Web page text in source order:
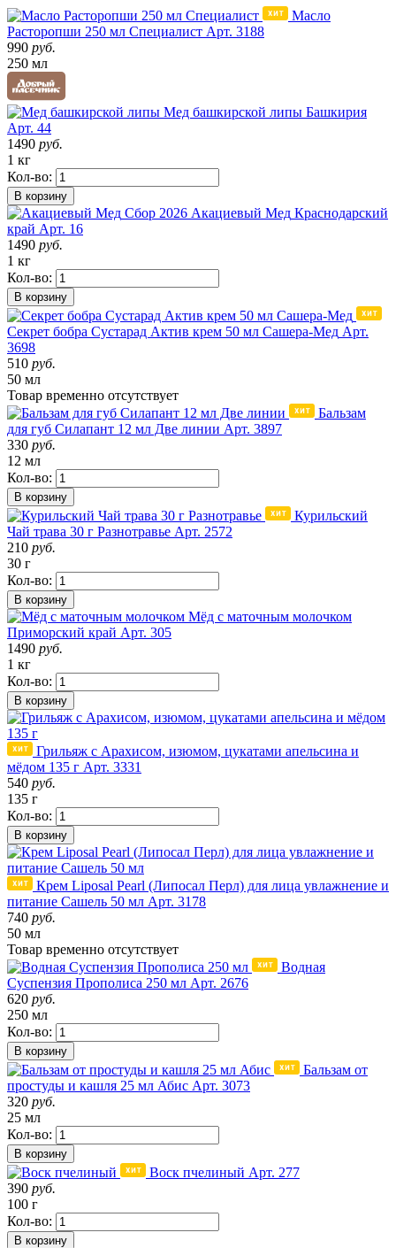
Масло
Расторопши 250 мл Специалист Арт. 3188
990 руб.
250 мл
Мед башкирской липы Башкирия
Арт. 44
1490 руб.
1 кг
Кол-во:
В корзину
Сбор 2026 Акациевый Мед Краснодарский
край Арт. 16
1490 руб.
1 кг
Кол-во:
В корзину
Секрет бобра Сустарад Актив крем 50 мл Сашера-Мед Арт.
3698
510 руб.
50 мл
Товар временно отсутствует
Бальзам
для губ Силапант 12 мл Две линии Арт. 3897
330 руб.
12 мл
Кол-во:
В корзину
Курильский
Чай трава 30 г Разнотравье Арт. 2572
210 руб.
30 г
Кол-во:
В корзину
Мёд с маточным молочком
Приморский край Арт. 305
1490 руб.
1 кг
Кол-во:
В корзину
Грильяж с Арахисом, изюмом, цукатами апельсина и
мёдом 135 г Арт. 3331
540 руб.
135 г
Кол-во:
В корзину
Крем Liposal Pearl (Липосал Перл) для лица увлажнение и
питание Сашель 50 мл Арт. 3178
740 руб.
50 мл
Товар временно отсутствует
Водная
Суспензия Прополиса 250 мл Арт. 2676
620 руб.
250 мл
Кол-во:
В корзину
Бальзам от
простуды и кашля 25 мл Абис Арт. 3073
320 руб.
25 мл
Кол-во:
В корзину
Воск пчелиный Арт. 277
390 руб.
100 г
Кол-во:
В корзину